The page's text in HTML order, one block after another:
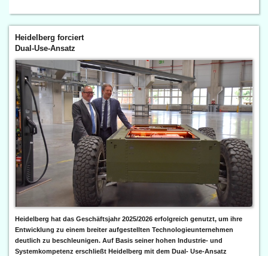
Heidelberg forciert
Dual-Use-Ansatz
Heidelberg hat das Geschäftsjahr 2025/2026 erfolgreich genutzt, um ihre
Entwicklung zu einem breiter aufgestellten Technologieunternehmen
deutlich zu beschleunigen. Auf Basis seiner hohen Industrie- und
Systemkompetenz erschließt Heidelberg mit dem Dual- Use-Ansatz